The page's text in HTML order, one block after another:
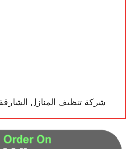
شركة تنظيف المنازل الشارقة